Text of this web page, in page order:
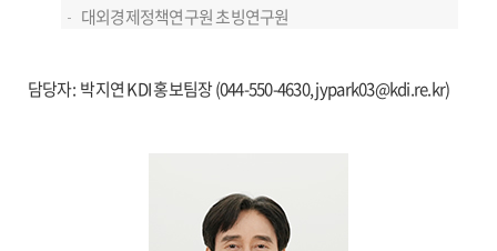
대외경제정책연구원 초빙연구원
담당자: 박지연 KDI 홍보팀장 (044-550-4630, jypark03@kdi.re.kr)